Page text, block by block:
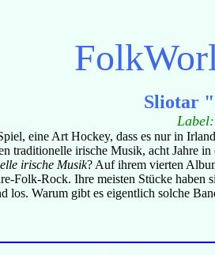
Sliotar
eine Art Hockey, dass es nur in
traditionelle irische Musik, acht Jahre
irische Musik? Auf ihrem vierten
Folk-Rock. Ihre meisten Stücke haben
los. Warum gibt es eigentlich solche